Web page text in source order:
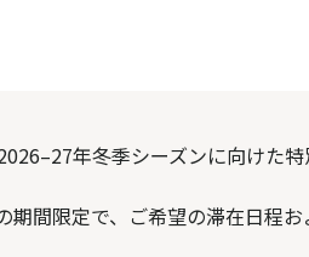
年冬季シーズンに向けた特
期間限定で、ご希望の滞在日程